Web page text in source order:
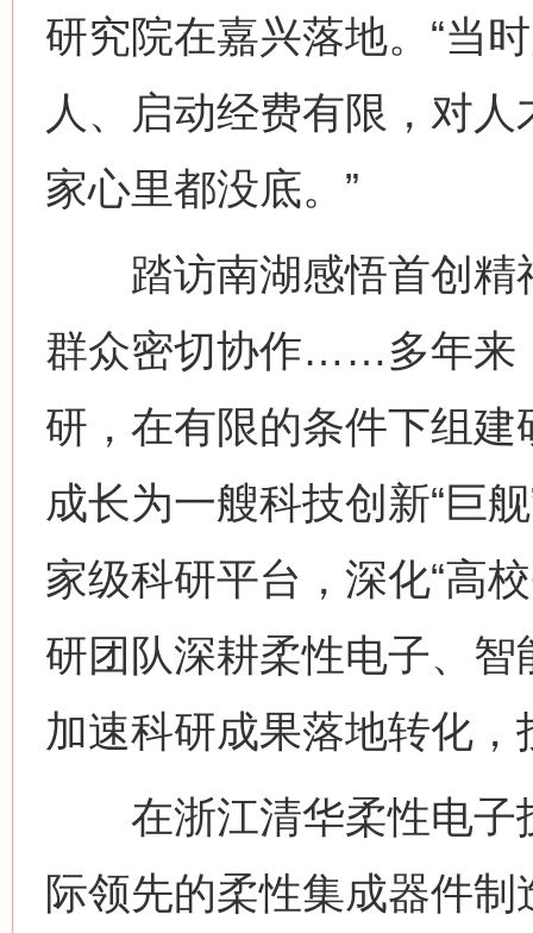
研究院在嘉兴落地。“当
人、启动经费有限，对
家心里都没底。”
踏访南湖感悟首创精
群众密切协作……多年来
研，在有限的条件下组
成长为一艘科技创新“巨
家级科研平台，深化“高
研团队深耕柔性电子、
加速科研成果落地转化
在浙江清华柔性电子
际领先的柔性集成器件